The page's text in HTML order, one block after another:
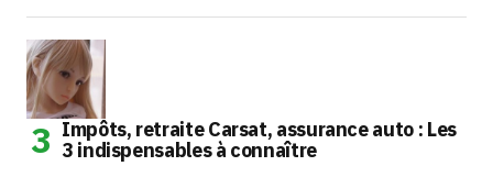
Impôts, retraite Carsat, assurance auto : Les
3 indispensables à connaître